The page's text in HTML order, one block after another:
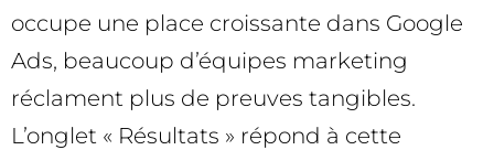
occupe une place croissante dans Google
Ads, beaucoup d’équipes marketing
réclament plus de preuves tangibles.
L’onglet « Résultats » répond à cette